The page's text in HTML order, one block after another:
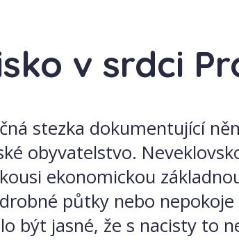
v srdci
stezka dokumentující
obyvatelstvo.
ekonomickou
půtky nebo
být jasné, že s nacisty to